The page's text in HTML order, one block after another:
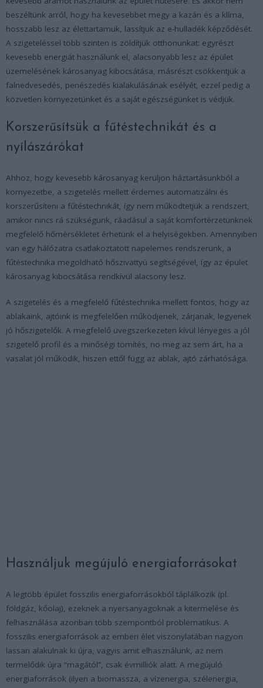
beszéltünk arról, hogy ha kevesebbet megy a kazán és a klíma,
hosszabb lesz az élettartamuk, lassítjuk az e-hulladék képződését.
A szigeteléssel több szinten is zöldítjük otthonunkat: egyrészt
kevesebb energiát használunk el, alacsonyabb lesz az épület
üzemelésének károsanyag kibocsátása, másrészt csökkentjük a
falnedvesedés, penészedés kialakulásának esélyét, ezzel pedig a
közvetlen környezetünket és a saját egészségünket is védjük.
Korszerűsítsük a fűtéstechnikát és a
nyílászárókat
Ahhoz, hogy kevesebb károsanyag kerüljön háztartásunkból a
környezetbe, a szigetelés mellett érdemes automatizálni és
korszerűsíteni a fűtéstechnikát, így nem működtetjük a rendszert,
amikor nincs rá szükségünk, ráadásul a saját komfortérzetünknek
megfelelő hőmérsékletet érhetünk el a helyiségekben. Amennyiben
van egy hálózatra csatlakoztatott napelemes rendszerünk, a
fűtéstechnika megoldható hőszivattyú segítségével, így az épület
károsanyag kibocsátása rendkívül alacsony lesz.
A szigetelés és a megfelelő fűtéstechnika mellett fontos, hogy az
ablakaink, ajtóink is megfelelően működjenek, zárjanak, legyenek
jó hőszigetelők. A megfelelő üvegszerkezeten kívül lényeges a jól
szigetelő profil és a minőségi tömítés, no meg az sem árt, ha a
vasalat jól működik, hiszen ettől függ az ablak, ajtó zárhatósága.
Használjuk megújuló energiaforrásokat
A legtöbb épület fosszilis energiaforrásokból táplálkozik (pl.
földgáz, kőolaj), ezeknek a nyersanyagoknak a kitermelése és
felhasználása azonban több szempontból problematikus. A
fosszilis energiaforrások az emberi élet viszonylatában nagyon
lassan alakulnak ki újra, vagyis amit elhasználunk, az nem
termelődik újra “magától”, csak évmilliók alatt. A megújuló
energiaforrások (ilyen a biomassza, a vízenergia, szélenergia,